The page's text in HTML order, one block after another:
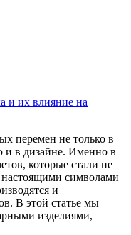
и их влияние на
перемен не только в
и в дизайне. Именно в
которые стали не
символами
и
В этой статье мы
изделиями,